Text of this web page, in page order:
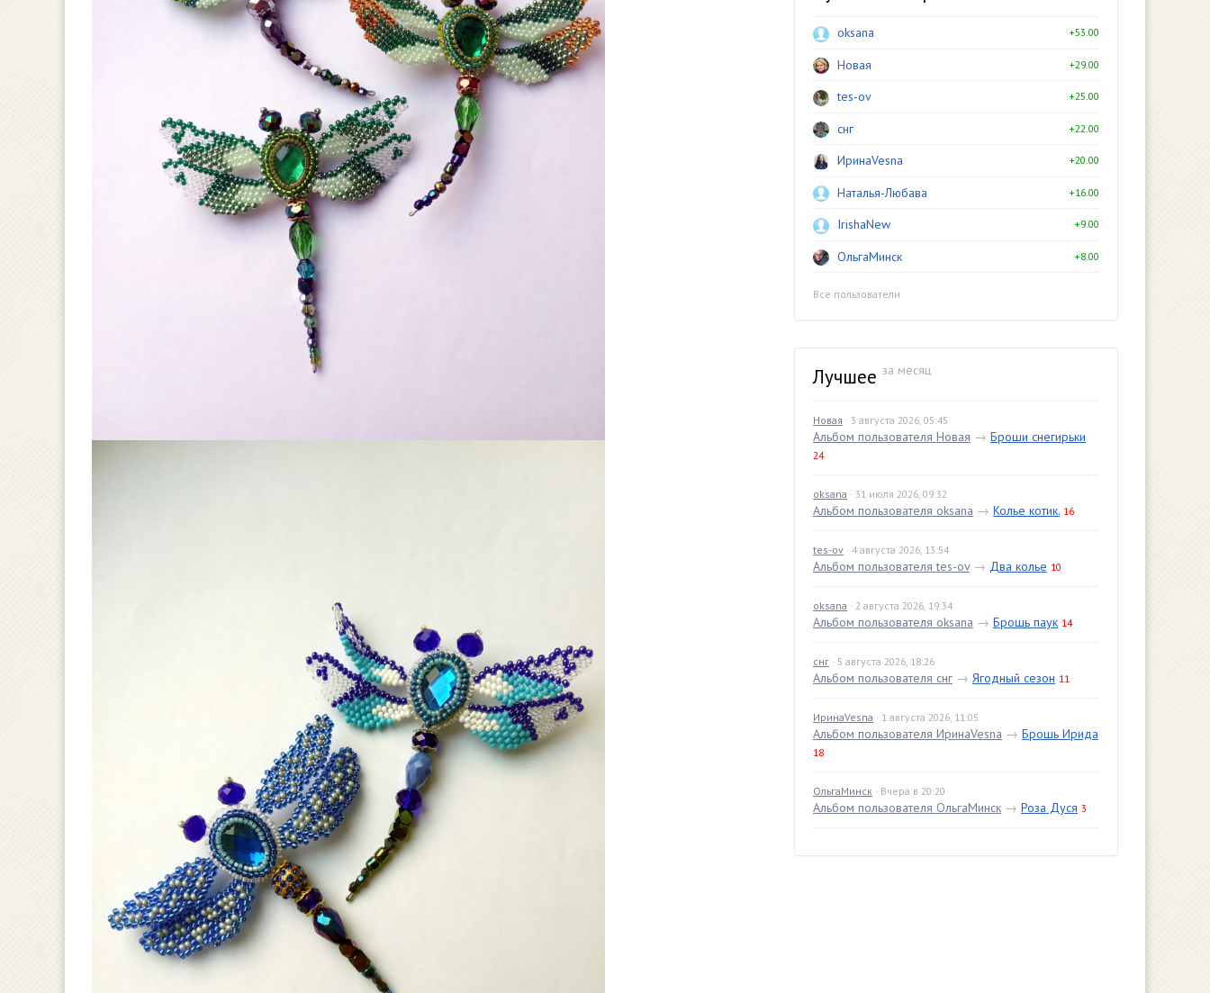
oksana +53.00
Новая +29.00
tes-ov +25.00
снг +22.00
ИринаVesna +20.00
Наталья-Любава +16.00
IrishaNew +9.00
ОльгаМинск +8.00
Все пользователи
Лучшее за месяц
Новая · 3 августа 2026, 05:45
Альбом пользователя Новая → Броши снегирьки
24
oksana · 31 июля 2026, 09:32
Альбом пользователя oksana → Колье котик. 16
tes-ov · 4 августа 2026, 13:54
Альбом пользователя tes-ov→ Два колье 10
oksana · 2 августа 2026, 19:34
Альбом пользователя oksana → Брошь паук 14
снг · 5 августа 2026, 18:26
Альбом пользователя снг → Ягодный сезон 11
ИринаVesna · 1 августа 2026, 11:05
Альбом пользователя ИринаVesna → Брошь Ирида
18
ОльгаМинск · Вчера в 20:20
Альбом пользователя ОльгаМинск → Роза Дуся 3